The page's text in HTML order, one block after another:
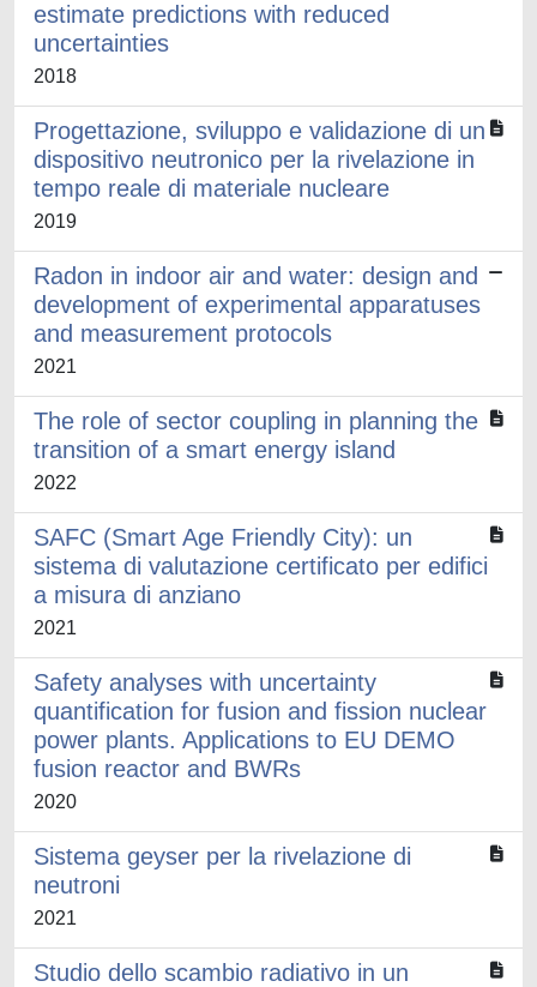
estimate predictions with reduced
uncertainties
2018
Progettazione, sviluppo e validazione di un
dispositivo neutronico per la rivelazione in
tempo reale di materiale nucleare
2019
Radon in indoor air and water: design and
development of experimental apparatuses
and measurement protocols
2021
The role of sector coupling in planning the
transition of a smart energy island
2022
SAFC (Smart Age Friendly City): un
sistema di valutazione certificato per edifici
a misura di anziano
2021
Safety analyses with uncertainty
quantification for fusion and fission nuclear
power plants. Applications to EU DEMO
fusion reactor and BWRs
2020
Sistema geyser per la rivelazione di
neutroni
2021
Studio dello scambio radiativo in un